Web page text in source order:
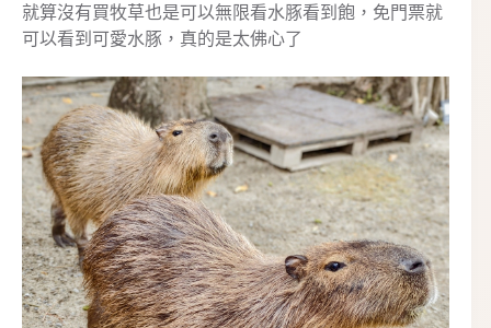
就算沒有買牧草也是可以無限看水豚看到飽，免門票就
可以看到可愛水豚，真的是太佛心了